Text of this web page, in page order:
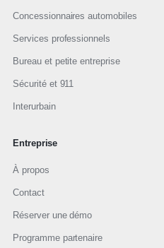
Concessionnaires automobiles
Services professionnels
Bureau et petite entreprise
Sécurité et 911
Interurbain
Entreprise
À propos
Contact
Réserver une démo
Programme partenaire